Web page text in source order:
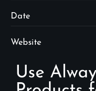
Date
Website
Use